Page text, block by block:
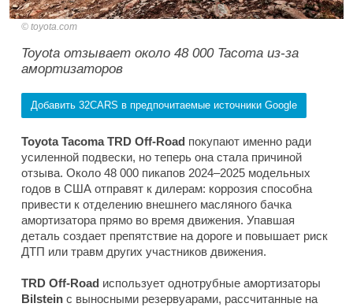
toyota.com
Toyota отзывает около 48 000 Tacoma из-за
амортизаторов
Добавить 32CARS в предпочитаемые источники Google
Toyota Tacoma TRD Off-Road покупают именно ради
усиленной подвески, но теперь она стала причиной
отзыва. Около 48 000 пикапов 2024–2025 модельных
годов в США отправят к дилерам: коррозия способна
привести к отделению внешнего масляного бачка
амортизатора прямо во время движения. Упавшая
деталь создает препятствие на дороге и повышает риск
ДТП или травм других участников движения.
TRD Off-Road использует однотрубные амортизаторы
Bilstein с выносными резервуарами, рассчитанные на